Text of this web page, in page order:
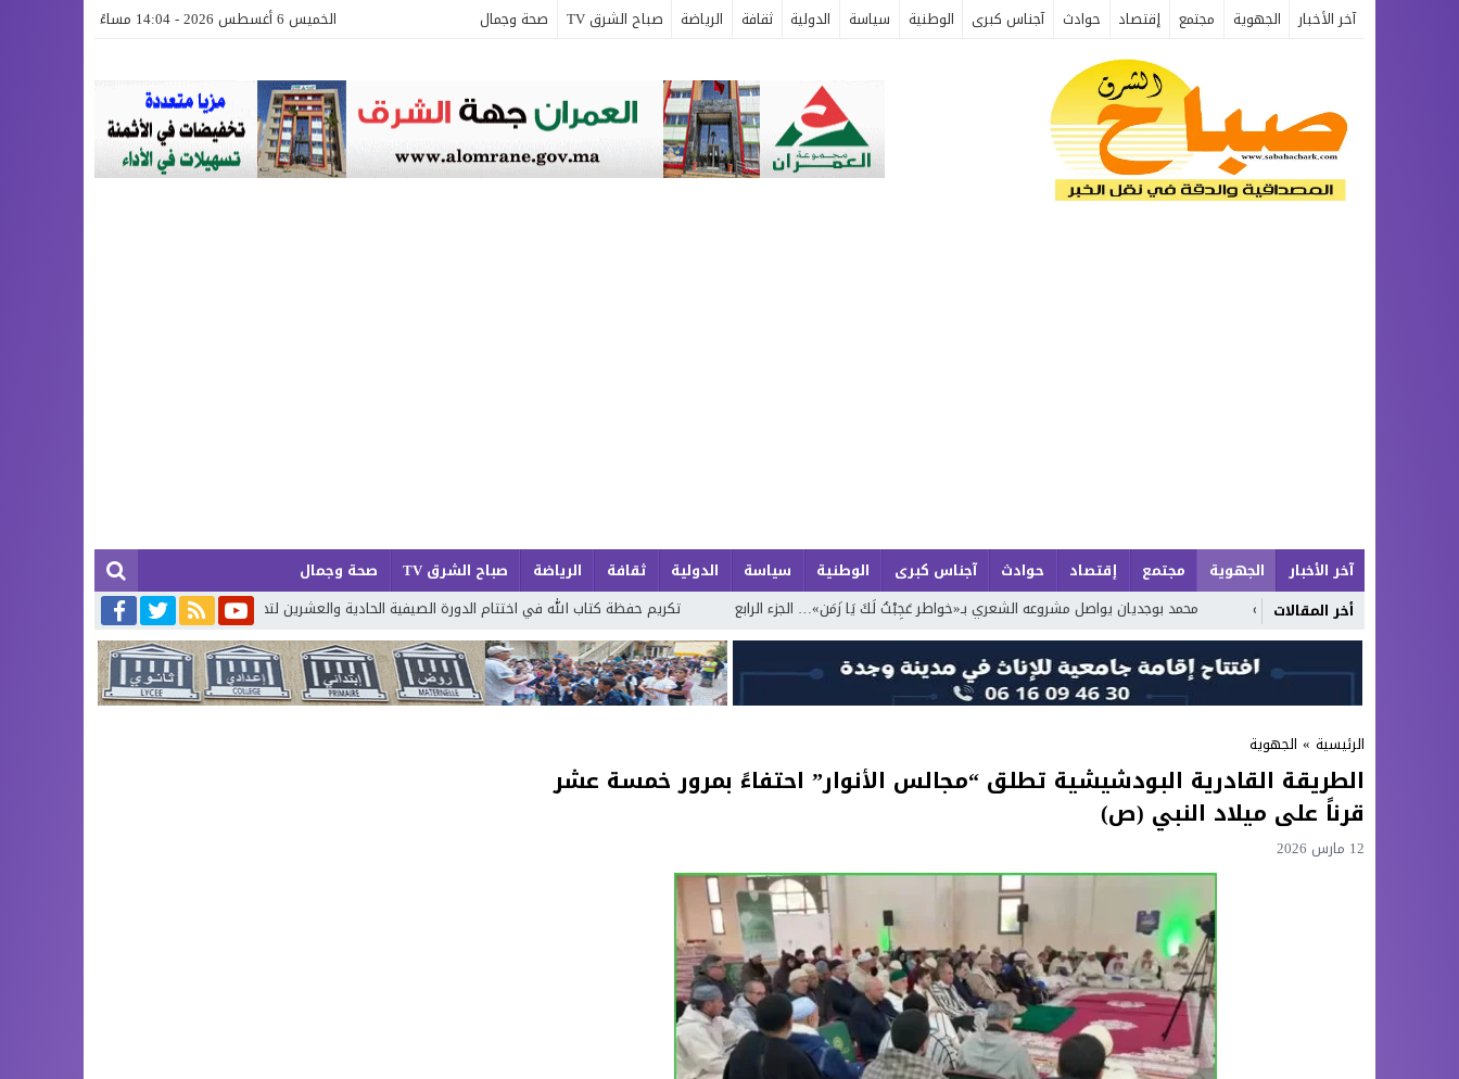
آخر الأخبار الجهوية مجتمع إقتصاد حوادث آجناس كبرى الوطنية سياسة الدولية ثقافة الرياضة صباح الشرق TV صحة وجمال الخميس 6 أغسطس 2026 - 14:04 مساءً
آخر الأخبار الجهوية مجتمع إقتصاد حوادث آجناس كبرى الوطنية سياسة الدولية ثقافة الرياضة صباح الشرق TV
صحة وجمال
أخر المقالات
محمد بوجديان يواصل مشروعه الشعري بـ«خواطر عَجِبْتُ لَكَ يَا زَمَن»… الجزء الرابع تكريم حفظة كتاب الله في اختتام الدورة الصيفية الحادية والعشرين لتحفيظ القرآن الكريم بإقليم بركان إطلاق حصة إضافية من
الرئيسية » الجهوية
الطريقة القادرية البودشيشية تطلق “مجالس الأنوار” احتفاءً بمرور خمسة عشر
قرناً على ميلاد النبي (ص)
12 مارس 2026